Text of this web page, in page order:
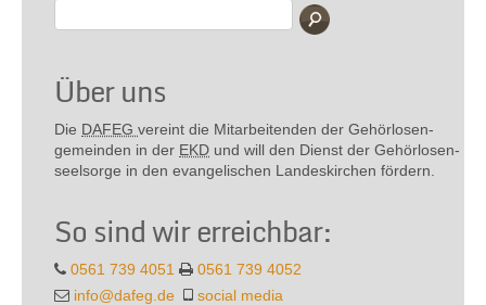
Über uns
Die DAFEG vereint die Mitarbeitenden der Gehör­losen­
gemeinden in der EKD und will den Dienst der Gehör­losen­
seel­sorge in den evange­lischen Landes­kirchen fördern.
So sind wir erreichbar:
0561 739 4051
0561 739 4052
info@dafeg.de
social media